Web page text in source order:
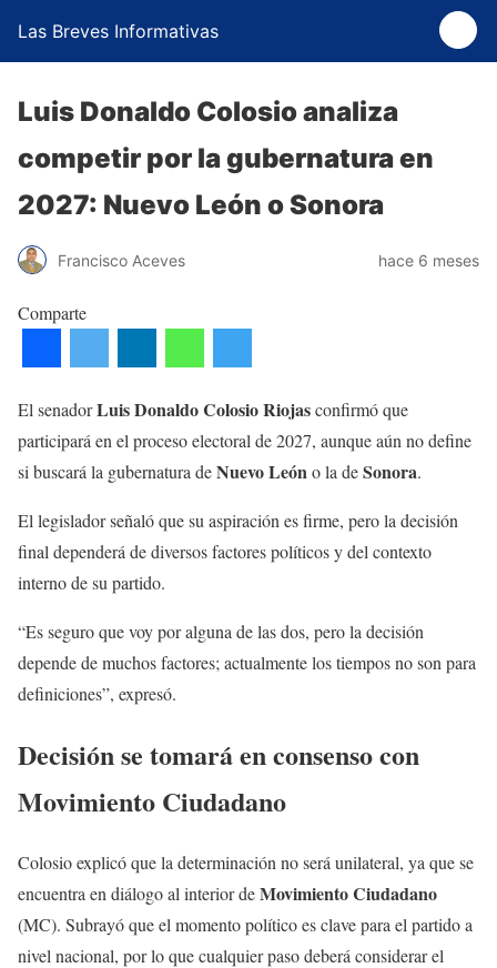
Las Breves Informativas
Luis Donaldo Colosio analiza
competir por la gubernatura en
2027: Nuevo León o Sonora
Francisco Aceves hace 6 meses
Comparte
El senadorLuis Donaldo Colosio Riojasconfirmó que
participará en el proceso electoral de 2027, aunque aún no define
si buscará la gubernatura deNuevo Leóno la deSonora.
El legislador señaló que su aspiración es firme, pero la decisión
final dependerá de diversos factores políticos y del contexto
interno de su partido.
“Es seguro que voy por alguna de las dos, pero la decisión
depende de muchos factores; actualmente los tiempos no son para
definiciones”, expresó.
Decisión se tomará en consenso con
Movimiento Ciudadano
Colosio explicó que la determinación no será unilateral, ya que se
encuentra en diálogo al interior deMovimiento Ciudadano
(MC). Subrayó que el momento político es clave para el partido a
nivel nacional, por lo que cualquier paso deberá considerar el